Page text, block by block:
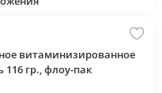
витаминизированное
116 гр., флоу-пак